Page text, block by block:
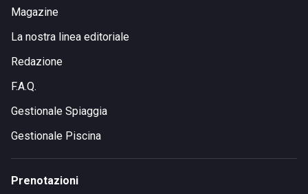
Magazine
La nostra linea editoriale
Redazione
F.A.Q.
Gestionale Spiaggia
Gestionale Piscina
Prenotazioni